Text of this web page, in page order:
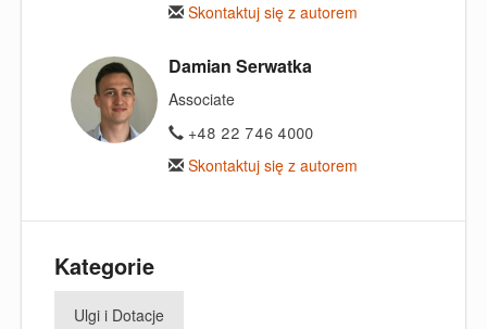
Skontaktuj się z autorem
Damian Serwatka
Associate
+48 22 746 4000
Skontaktuj się z autorem
Kategorie
Ulgi i Dotacje